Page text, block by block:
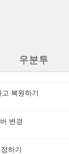
우분투
복원하기
변경
하기